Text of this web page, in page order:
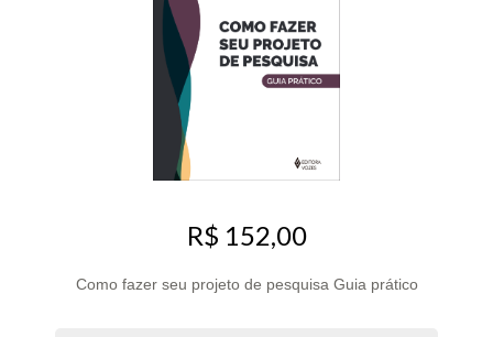
R$ 152,00
Como fazer seu projeto de pesquisa Guia prático